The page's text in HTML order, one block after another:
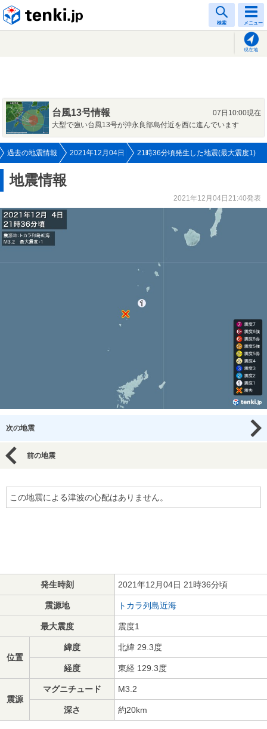
検索 メニュー
現在地
台風13号情報
07日10:00現在
大型で強い台風13号が沖永良部島付近を西に進んでいます
過去の地震情報 2021年12月04日 21時36分頃発生した地震(最大震度1)
地震情報
2021年12月04日21:40発表
次の地震
前の地震
この地震による津波の心配はありません。
発生時刻 2021年12月04日 21時36分頃
震源地 トカラ列島近海
最大震度 震度1
位置
緯度 北緯 29.3度
経度 東経 129.3度
震源
マグニチュード M3.2
深さ 約20km